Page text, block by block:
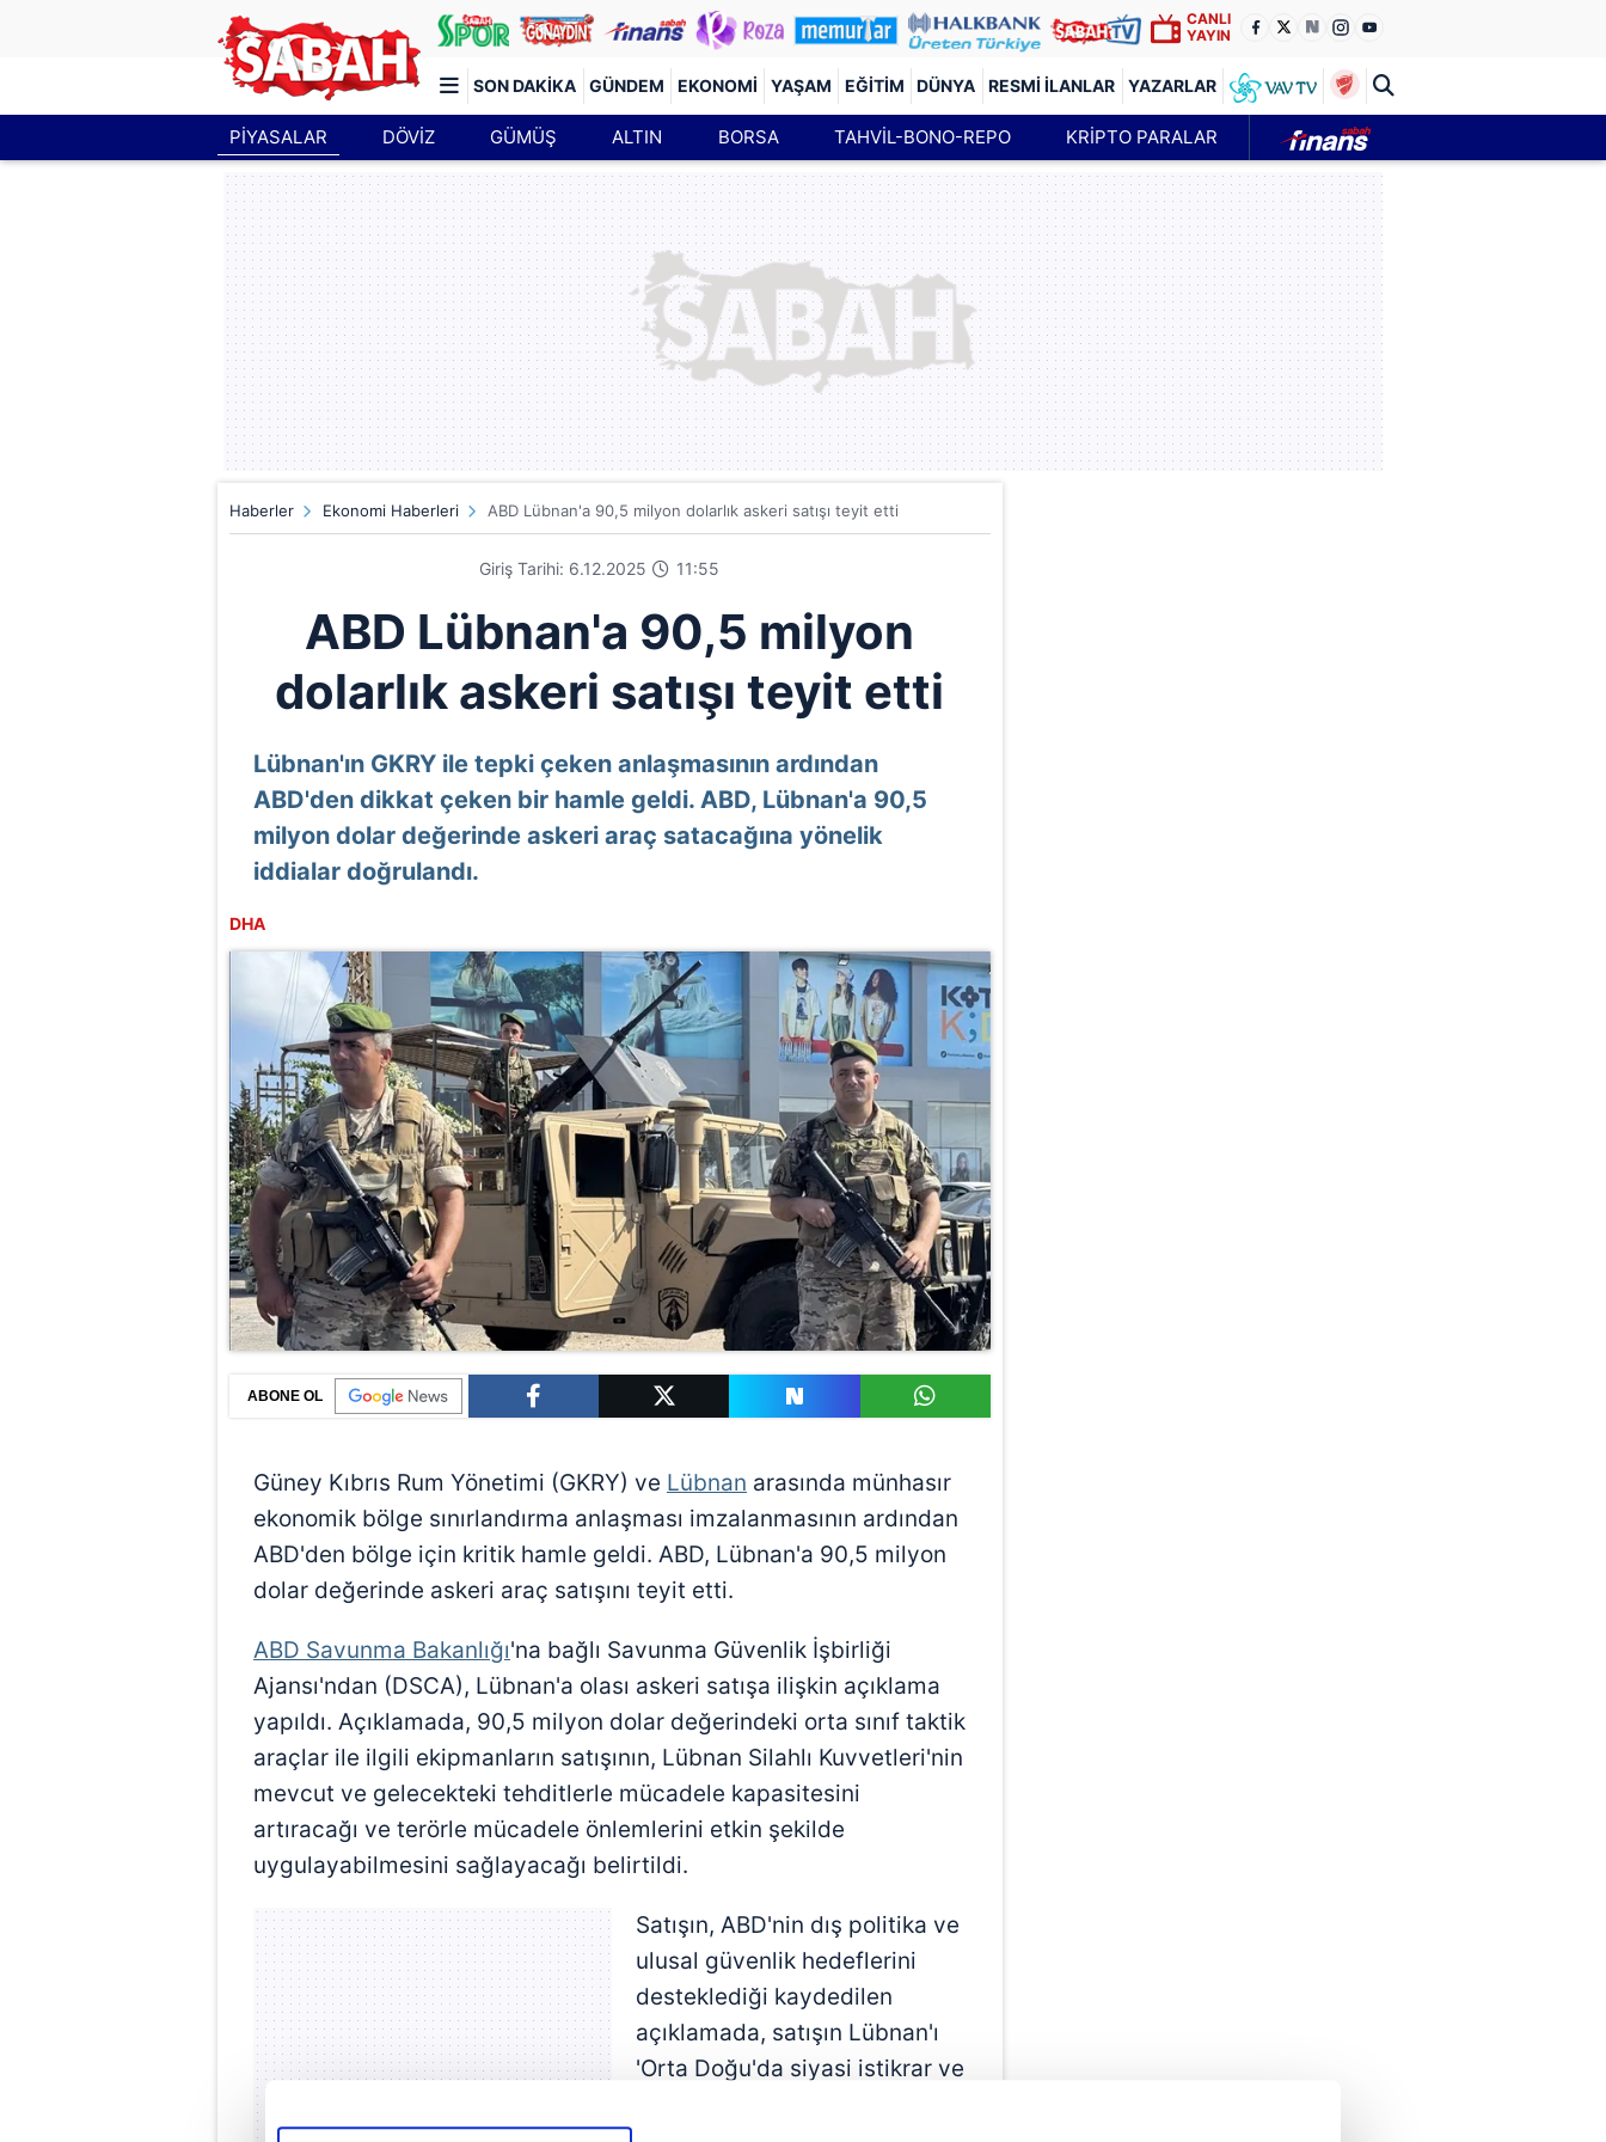
CANLI
YAYIN
SON DAKIKA GÜNDEM EKONOMI YAŞAM EĞITIM DÜNYA RESMI İLANLAR YAZARLAR
Türkiye'nin en iyi haber sitesi
PİYASALAR DÖVİZ GÜMÜŞ ALTIN BORSA TAHVİL-BONO-REPO KRİPTO PARALAR
Haberler Ekonomi Haberleri ABD Lübnan'a 90,5 milyon dolarlık askeri satışı teyit etti
Giriş Tarihi: 6.12.2025 11:55
ABD Lübnan'a 90,5 milyon
dolarlık askeri satışı teyit etti
Lübnan'ın GKRY ile tepki çeken anlaşmasının ardından
ABD'den dikkat çeken bir hamle geldi. ABD, Lübnan'a 90,5
milyon dolar değerinde askeri araç satacağına yönelik
iddialar doğrulandı.
DHA
ABONE OL
Güney Kıbrıs Rum Yönetimi (GKRY) ve Lübnan arasında münhasır
ekonomik bölge sınırlandırma anlaşması imzalanmasının ardından
ABD'den bölge için kritik hamle geldi. ABD, Lübnan'a 90,5 milyon
dolar değerinde askeri araç satışını teyit etti.
ABD Savunma Bakanlığı'na bağlı Savunma Güvenlik İşbirliği
Ajansı'ndan (DSCA), Lübnan'a olası askeri satışa ilişkin açıklama
yapıldı. Açıklamada, 90,5 milyon dolar değerindeki orta sınıf taktik
araçlar ile ilgili ekipmanların satışının, Lübnan Silahlı Kuvvetleri'nin
mevcut ve gelecekteki tehditlerle mücadele kapasitesini
artıracağı ve terörle mücadele önlemlerini etkin şekilde
uygulayabilmesini sağlayacağı belirtildi.
Satışın, ABD'nin dış politika ve
ulusal güvenlik hedeflerini
desteklediği kaydedilen
açıklamada, satışın Lübnan'ı
'Orta Doğu'da siyasi istikrar ve